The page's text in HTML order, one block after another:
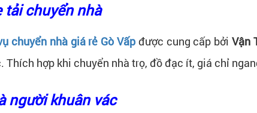
tải chuyển nhà
chuyển nhà giá rẻ Gò Vấp được cung cấp bởiVận
Thích hợp khi chuyển nhà trọ, đồ đạc ít, giá chỉ
người khuân vác